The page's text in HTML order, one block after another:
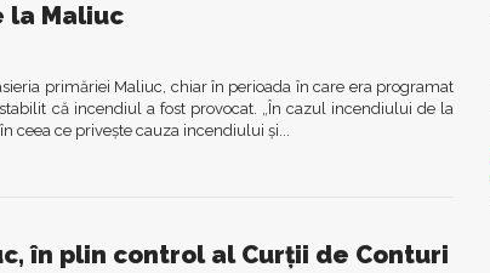
la Maliuc
primăriei Maliuc, chiar în perioada în care era programat
că incendiul a fost provocat. „În cazul incendiului de la
ceea ce priveşte cauza incendiului şi...
în plin control al Curţii de Conturi